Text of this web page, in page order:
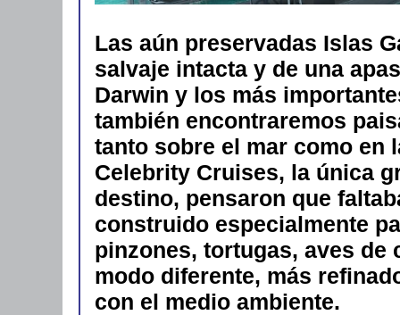
Las aún preservadas Islas
salvaje intacta y de una
Darwin y los más
también encontraremos
tanto sobre el mar como
Celebrity Cruises, la única
destino, pensaron que
construido especialmente
pinzones, tortugas, aves de
modo diferente, más
con el medio ambiente.